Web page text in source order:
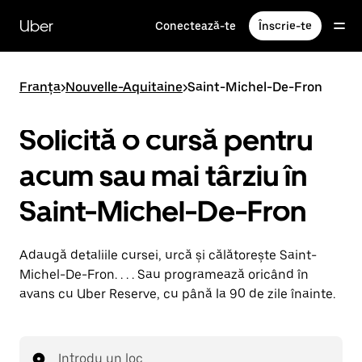
direct
conținutul
principal
Uber Conectează-te Înscrie-te
Franța>Nouvelle-Aquitaine>Saint-Michel-De-Fron
Solicită o cursă pentru
acum sau mai târziu în
Saint-Michel-De-Fron
Adaugă detaliile cursei, urcă și călătorește Saint-
Michel-De-Fron. . . . Sau programează oricând în
avans cu Uber Reserve, cu până la 90 de zile înainte.
Introdu un loc